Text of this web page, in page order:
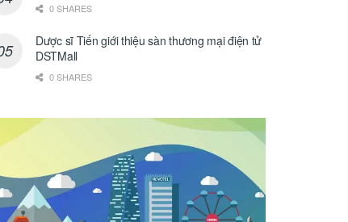
0 SHARES
Dược sĩ Tiến giới thiệu sàn thương mại điện tử
DSTMall
0 SHARES